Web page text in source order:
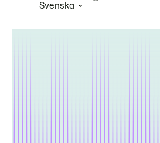
Svenska